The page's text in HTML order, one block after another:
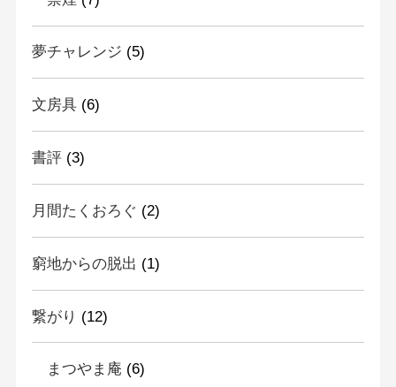
夢チャレンジ (5)
文房具(6)
書評(3)
月間たくおろぐ (2)
窮地からの脱出 (1)
繋がり (12)
まつやま庵 (6)